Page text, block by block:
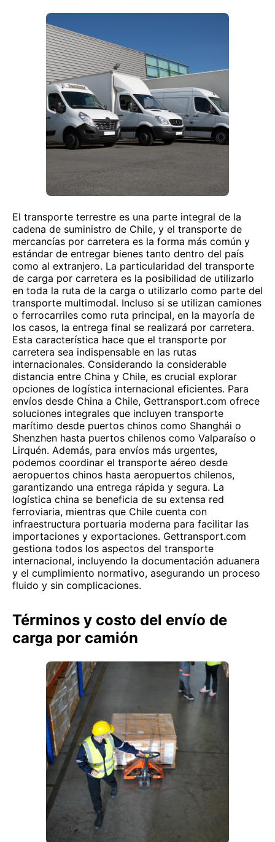
El transporte terrestre es una parte integral de la
cadena de suministro de Chile, y el transporte de
mercancías por carretera es la forma más común y
estándar de entregar bienes tanto dentro del país
como al extranjero. La particularidad del transporte
de carga por carretera es la posibilidad de utilizarlo
en toda la ruta de la carga o utilizarlo como parte del
transporte multimodal. Incluso si se utilizan camiones
o ferrocarriles como ruta principal, en la mayoría de
los casos, la entrega final se realizará por carretera.
Esta característica hace que el transporte por
carretera sea indispensable en las rutas
internacionales. Considerando la considerable
distancia entre China y Chile, es crucial explorar
opciones de logística internacional eficientes. Para
envíos desde China a Chile, Gettransport.com ofrece
soluciones integrales que incluyen transporte
marítimo desde puertos chinos como Shanghái o
Shenzhen hasta puertos chilenos como Valparaíso o
Lirquén. Además, para envíos más urgentes,
podemos coordinar el transporte aéreo desde
aeropuertos chinos hasta aeropuertos chilenos,
garantizando una entrega rápida y segura. La
logística china se beneficia de su extensa red
ferroviaria, mientras que Chile cuenta con
infraestructura portuaria moderna para facilitar las
importaciones y exportaciones. Gettransport.com
gestiona todos los aspectos del transporte
internacional, incluyendo la documentación aduanera
y el cumplimiento normativo, asegurando un proceso
fluido y sin complicaciones.
Términos y costo del envío de
carga por camión